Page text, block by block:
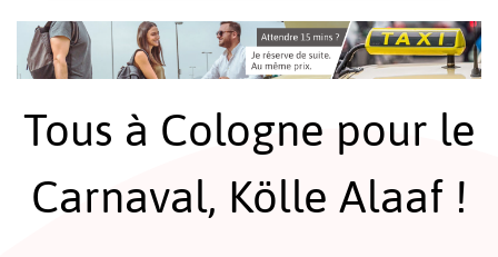
Tous à Cologne pour le
Carnaval, Kölle Alaaf !